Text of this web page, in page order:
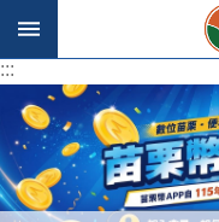
跳到主要內容區塊
:::